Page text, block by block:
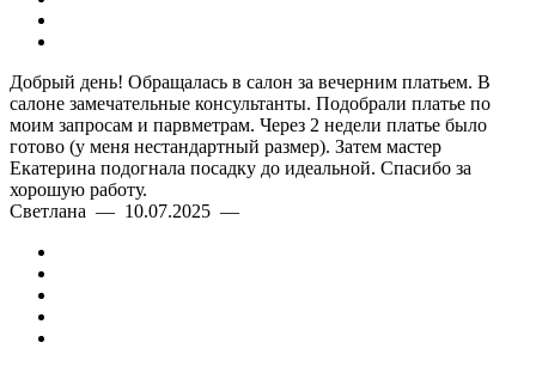
Добрый день! Обращалась в салон за вечерним платьем. В
салоне замечательные консультанты. Подобрали платье по
моим запросам и парвметрам. Через 2 недели платье было
готово (у меня нестандартный размер). Затем мастер
Екатерина подогнала посадку до идеальной. Спасибо за
хорошую работу.
Светлана — 10.07.2025 —